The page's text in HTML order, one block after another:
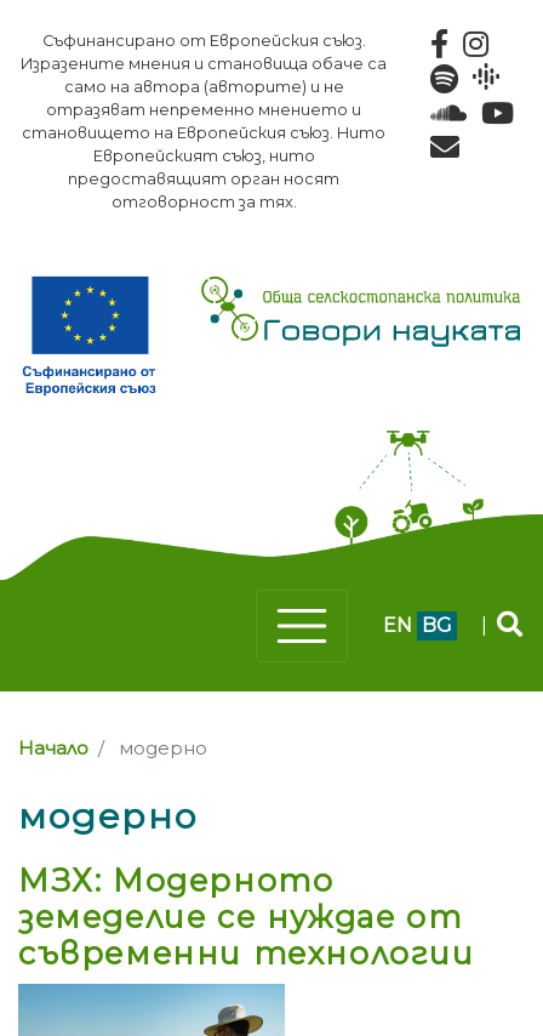
към
основното
съдържание
Съфинансирано от Европейския съюз.
Изразените мнения и становища обаче са
само на автора (авторите) и не
отразяват непременно мнението и
становището на Европейския съюз. Нито
Европейският съюз, нито
предоставящият орган носят
отговорност за тях.
EN BG
Начало модерно
модерно
МЗХ: Модерното
земеделие се нуждае от
съвременни технологии